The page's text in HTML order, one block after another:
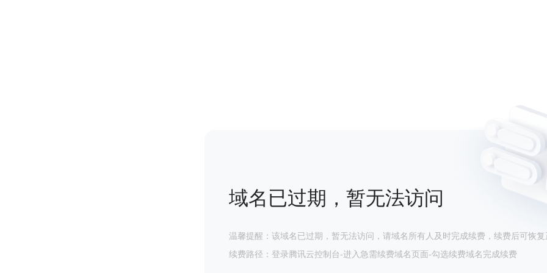
域名已过期，暂无法访问
温馨提醒：该域名已过期，暂无法访问，请域名所有人及时完成续费，续费后可恢复
续费路径：登录腾讯云控制台-进入急需续费域名页面-勾选续费域名完成续费